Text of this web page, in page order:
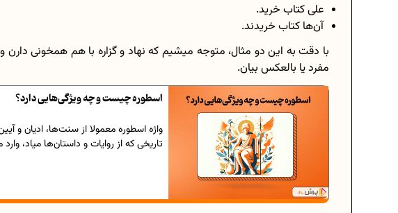
علی کتاب خرید.
آن‌ها کتاب خریدند.
با دقت به این دو مثال، متوجه میشیم که نهاد و گزاره با هم همخونی
مفرد یا بالعکس بیان.
اسطوره چیست و چه ویژگی‌هایی دارد؟
واژه اسطوره معمولا از سنت‌ها، ادیان و
تاریخی که از روایات و داستان‌ها میاد،